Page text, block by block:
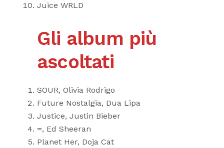
Juice WRLD
Gli album più
ascoltati
SOUR, Olivia Rodrigo
Future Nostalgia, Dua Lipa
Justice, Justin Bieber
=, Ed Sheeran
Planet Her, Doja Cat